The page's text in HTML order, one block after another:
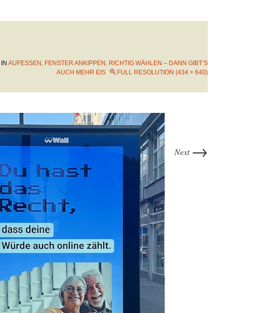
IN AUFESSEN, FENSTER ANKIPPEN, RICHTIG WÄHLEN – DANN GIBT’S
AUCH MEHR EIS
FULL RESOLUTION (434 × 640)
Next →